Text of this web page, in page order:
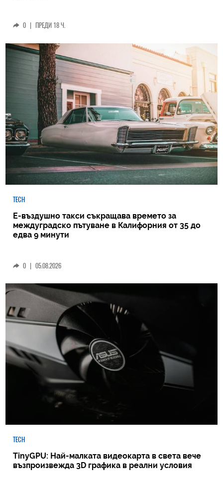
0 | ПРЕДИ 18 Ч.
TECH
Е-въздушно такси съкращава времето за
междуградско пътуване в Калифорния от 35 до
едва 9 минути
0 | 05.08.2026
TECH
TinyGPU: Най-малката видеокарта в света вече
възпроизвежда 3D графика в реални условия